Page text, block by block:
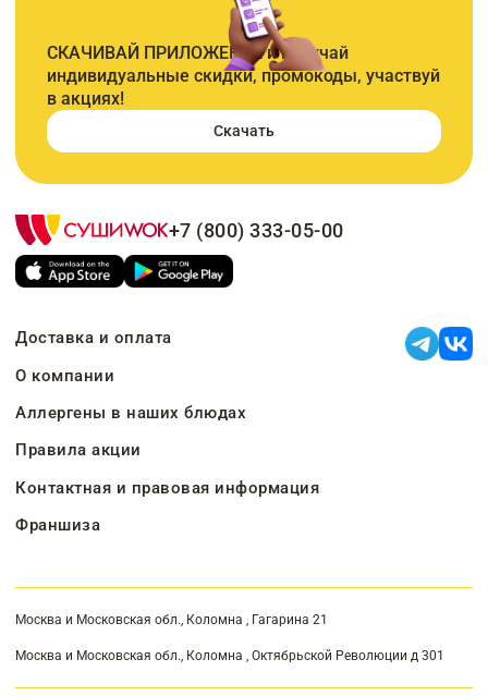
СКАЧИВАЙ ПРИЛОЖЕНИЕ и получай
индивидуальные скидки, промокоды, участвуй
в акциях!
Скачать
+7 (800) 333-05-00
Доставка и оплата
О компании
Аллергены в наших блюдах
Правила акции
Контактная и правовая информация
Франшиза
Москва и Московская обл., Коломна , Гагарина 21
Москва и Московская обл., Коломна , Октябрьской Революции д 301